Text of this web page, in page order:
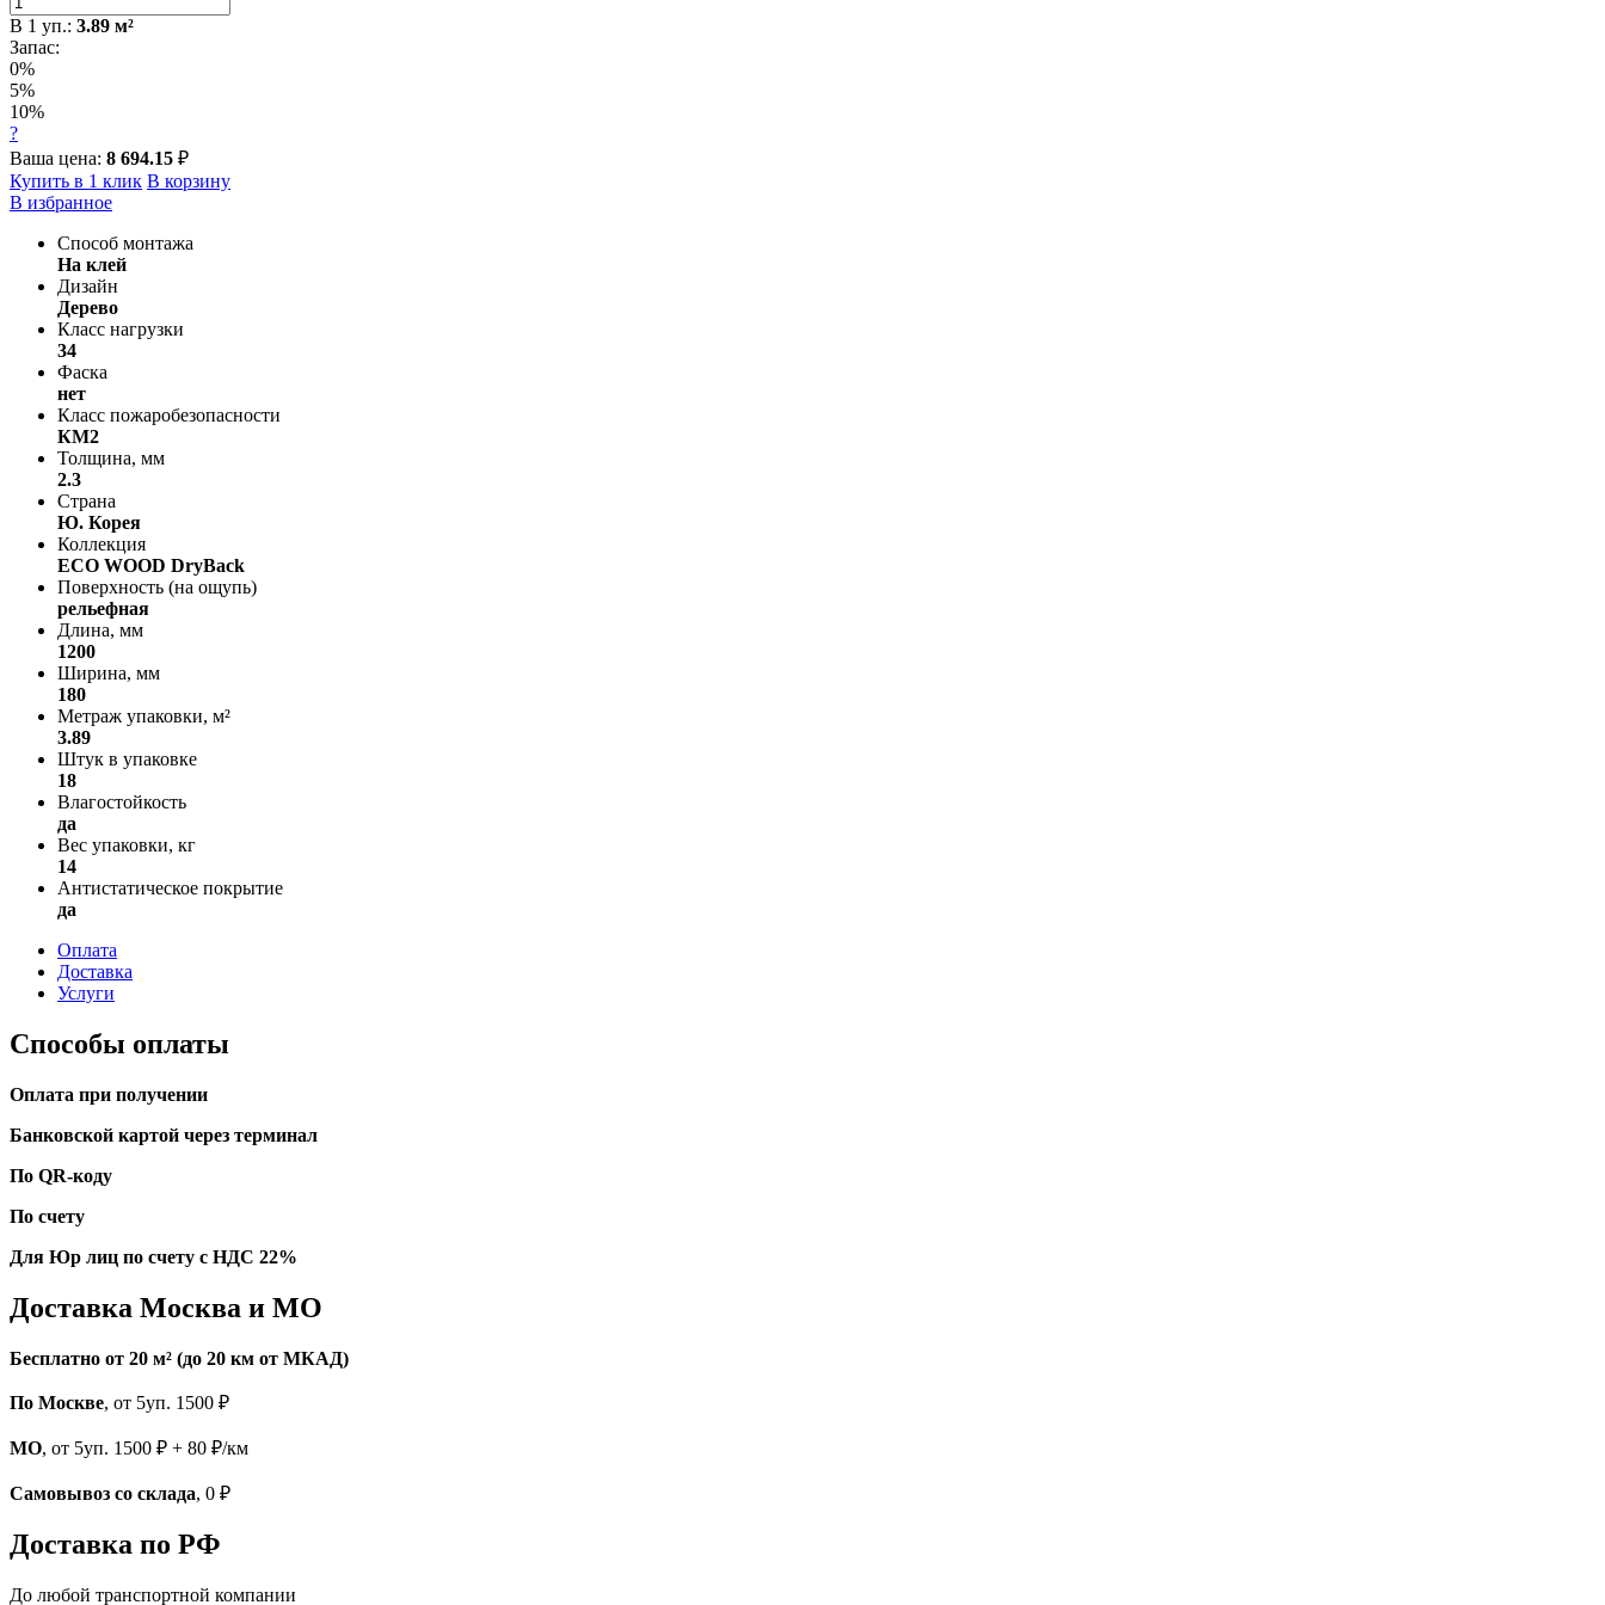
В 1 уп.: 3.89 м²
Запас:
0%
5%
10%
?
Ваша цена: 8 694.15 ₽
Купить в 1 клик В корзину
В избранное
Способ монтажа
На клей
Дизайн
Дерево
Класс нагрузки
34
Фаска
нет
Класс пожаробезопасности
КМ2
Толщина, мм
2.3
Страна
Ю. Корея
Коллекция
ECO WOOD DryBack
Поверхность (на ощупь)
рельефная
Длина, мм
1200
Ширина, мм
180
Метраж упаковки, м²
3.89
Штук в упаковке
18
Влагостойкость
да
Вес упаковки, кг
14
Антистатическое покрытие
да
Оплата
Доставка
Услуги
Способы оплаты
Оплата при получении
Банковской картой через терминал
По QR-коду
По счету
Для Юр лиц по счету с НДС 22%
Доставка Москва и МО
Бесплатно от 20 м² (до 20 км от МКАД)
По Москве, от 5уп. 1500 ₽
МО, от 5уп. 1500 ₽ + 80 ₽/км
Самовывоз со склада, 0 ₽
Доставка по РФ
До любой транспортной компании